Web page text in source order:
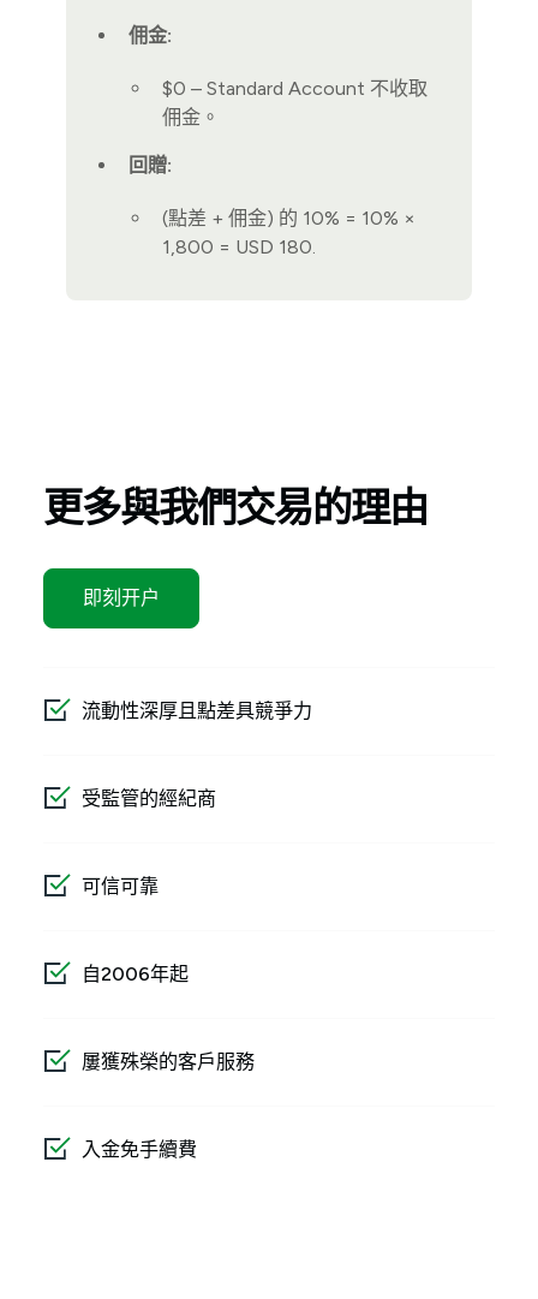
佣金:
$0 – Standard Account 不收取
佣金。
回贈:
(點差 + 佣金) 的 10% = 10% ×
1,800 = USD 180.
更多與我們交易的理由
即刻开户
流動性深厚且點差具競爭力
受監管的經紀商
可信可靠
自2006年起
屢獲殊榮的客戶服務
入金免手續費